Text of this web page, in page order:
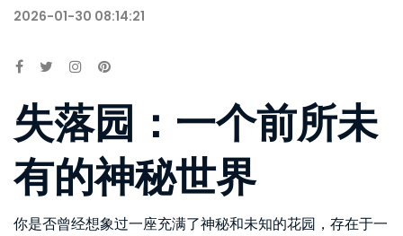
2026-01-30 08:14:21
失落园：一个前所未
有的神秘世界
你是否曾经想象过一座充满了神秘和未知的花园，存在于一